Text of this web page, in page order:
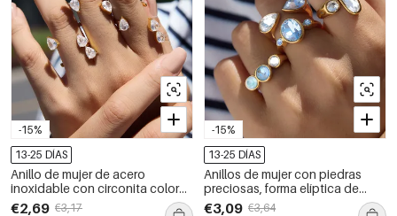
-15%
13-25 DÍAS
Anillo de mujer de acero
inoxidable con circonita color
oro, diseño calado en forma de
€2,69 €3,17
-15%
13-25 DÍAS
Anillos de mujer con piedras
preciosas, forma elíptica de
gota, de acero inoxidable,
€3,09 €3,64